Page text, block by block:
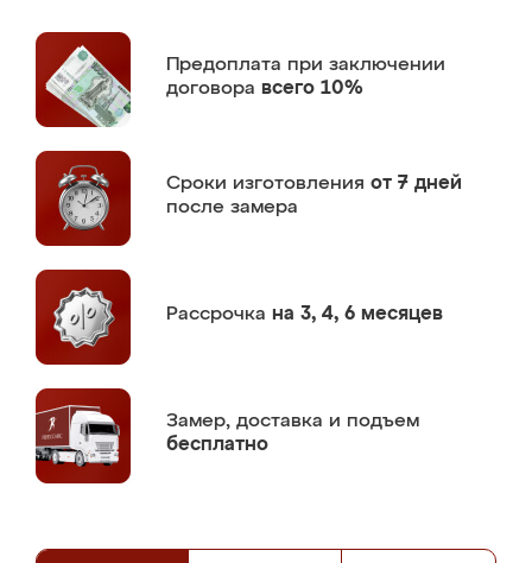
Предоплата при заключении
договора всего 10%
Сроки изготовления от 7 дней
после замера
Рассрочка на 3, 4, 6 месяцев
Замер, доставка и подъем
бесплатно